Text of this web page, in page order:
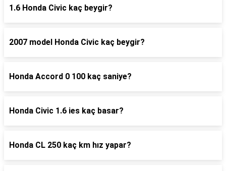
1.6 Honda Civic kaç beygir?
2007 model Honda Civic kaç beygir?
Honda Accord 0 100 kaç saniye?
Honda Civic 1.6 ies kaç basar?
Honda CL 250 kaç km hız yapar?